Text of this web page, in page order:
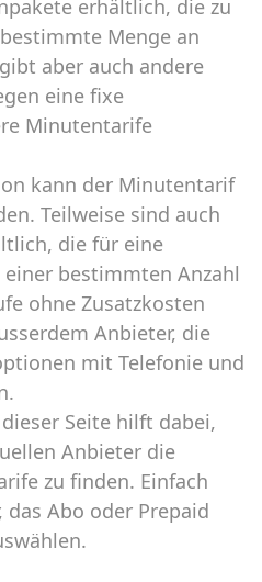
erhältlich, die zu
Menge an
aber auch andere
eine fixe
Minutentarife
kann der Minutentarif
Teilweise sind auch
die für eine
bestimmten Anzahl
ohne Zusatzkosten
Anbieter, die
mit Telefonie und
Seite hilft dabei,
Anbieter die
zu finden. Einfach
Abo oder Prepaid